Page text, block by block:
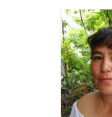
Queda’t amb nosaltres